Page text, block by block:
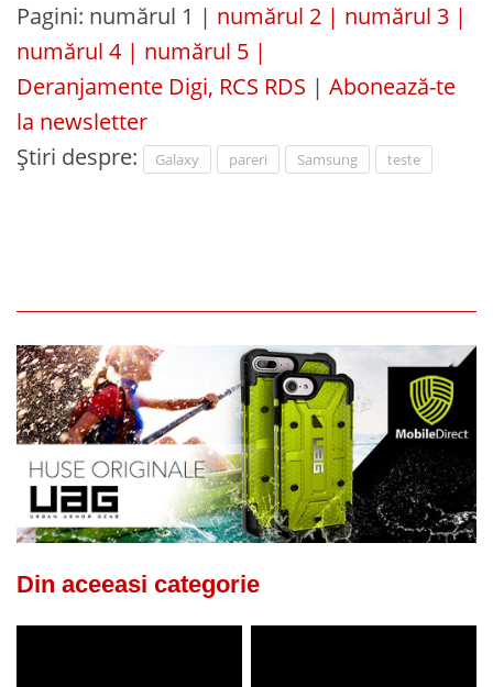
Pagini: numărul 1 | numărul 2 | numărul 3 |
numărul 4 | numărul 5 |
Deranjamente Digi, RCS RDS | Abonează-te
la newsletter
Știri despre:
Galaxy pareri Samsung teste
Din aceeasi categorie